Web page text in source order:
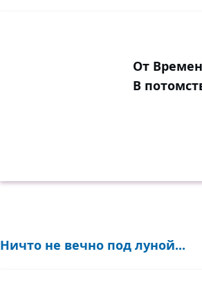
От
В
Ничто не вечно под луной...